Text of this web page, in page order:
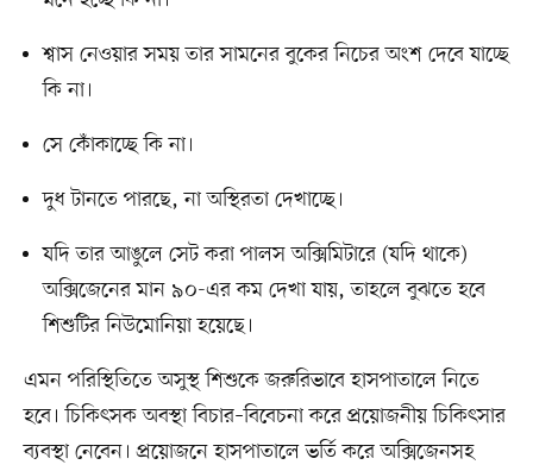
শ্বাস নেওয়ার সময় তার সামনের বুকের নিচের অংশ দেবে যাচ্ছে
কি না।
সে কোঁকাচ্ছে কি না।
দুধ টানতে পারছে, না অস্থিরতা দেখাচ্ছে।
যদি তার আঙুলে সেট করা পালস অক্সিমিটারে (যদি থাকে)
অক্সিজেনের মান ৯০-এর কম দেখা যায়, তাহলে বুঝতে হবে
শিশুটির নিউমোনিয়া হয়েছে।
এমন পরিস্থিতিতে অসুস্থ শিশুকে জরুরিভাবে হাসপাতালে নিতে
হবে। চিকিৎসক অবস্থা বিচার–বিবেচনা করে প্রয়োজনীয় চিকিৎসার
ব্যবস্থা নেবেন। প্রয়োজনে হাসপাতালে ভর্তি করে অক্সিজেনসহ